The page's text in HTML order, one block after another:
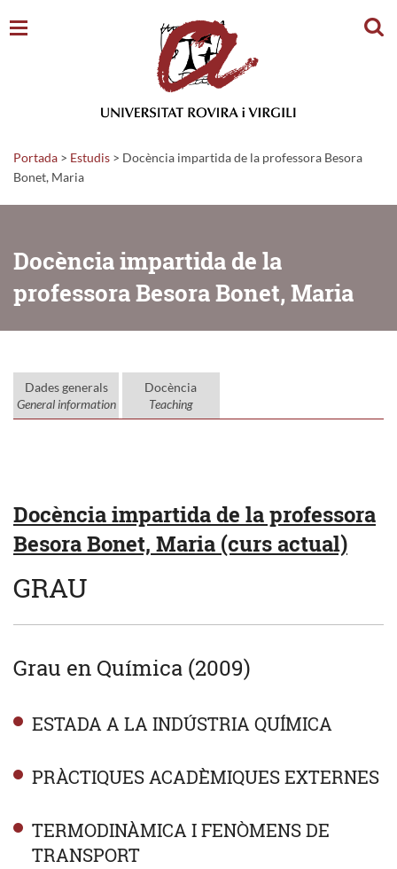
Portada > Estudis > Docència impartida de la professora Besora
Bonet, Maria
Docència impartida de la
professora Besora Bonet, Maria
Dades generals
General information
Docència
Teaching
Docència impartida de la professora
Besora Bonet, Maria (curs actual)
GRAU
Grau en Química (2009)
ESTADA A LA INDÚSTRIA QUÍMICA
PRÀCTIQUES ACADÈMIQUES EXTERNES
TERMODINÀMICA I FENÒMENS DE
TRANSPORT